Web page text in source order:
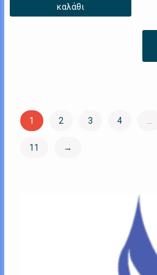
καλάθι
1 2 3 4
11 →